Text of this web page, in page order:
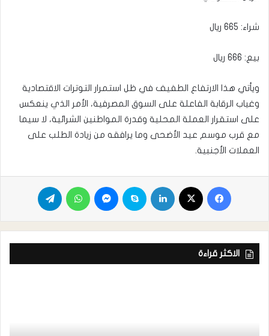
شراء: 665 ريال
بيع: 666 ريال
ويأتي هذا الارتفاع الطفيف في ظل استمرار التوترات الاقتصادية
وغياب الرقابة الفاعلة على السوق المصرفية، الأمر الذي ينعكس
على استقرار العملة المحلية وقدرة المواطنين الشرائية، لا سيما
مع قرب موسم عيد الأضحى وما يرافقه من زيادة الطلب على
العملات الأجنبية.
الاكثر قراءة